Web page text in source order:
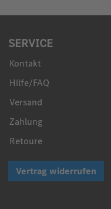
SERVICE
Kontakt
Hilfe/FAQ
Versand
Zahlung
Retoure
Vertrag widerrufen